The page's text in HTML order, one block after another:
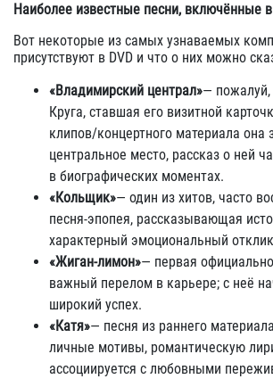
Наиболее известные песни, включённые
Вот некоторые из самых узнаваемых
присутствуют в DVD и что о них можно
«Владимирский централ»— пожалуй,
Круга, ставшая его визитной
клипов/концертного материала она
центральное место, рассказ о ней
в биографических моментах.
«Кольщик»— один из хитов, часто
песня-эпопея, рассказывающая
характерный эмоциональный
«Жиган-лимон»— первая
важный перелом в карьере; с неё
широкий успех.
«Катя»— песня из раннего
личные мотивы, романтическую
ассоциируется с любовными